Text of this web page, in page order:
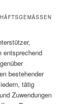
L
entsprechend
bestehender
tätig
Zuwendungen